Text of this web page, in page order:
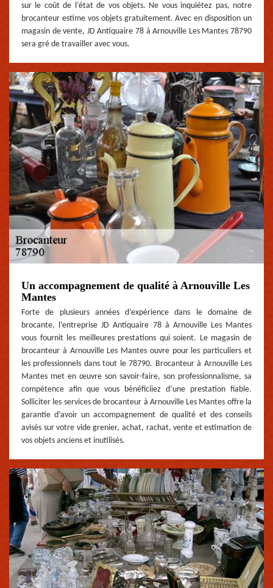
sur le coût de l’état de vos objets. Ne vous inquiétez pas, notre
brocanteur estime vos objets gratuitement. Avec en disposition un
magasin de vente, JD Antiquaire 78 à Arnouville Les Mantes 78790
sera gré de travailler avec vous.
Un accompagnement de qualité à Arnouville Les
Mantes
Forte de plusieurs années d’expérience dans le domaine de
brocante, l’entreprise JD Antiquaire 78 à Arnouville Les Mantes
vous fournit les meilleures prestations qui soient. Le magasin de
brocanteur à Arnouville Les Mantes ouvre pour les particuliers et
les professionnels dans tout le 78790. Brocanteur à Arnouville Les
Mantes met en œuvre son savoir-faire, son professionnalisme, sa
compétence afin que vous bénéficiiez d’une prestation fiable.
Solliciter les services de brocanteur à Arnouville Les Mantes offre la
garantie d’avoir un accompagnement de qualité et des conseils
avisés sur votre vide grenier, achat, rachat, vente et estimation de
vos objets anciens et inutilisés.